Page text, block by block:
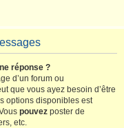
réponse ?
d’un forum ou
que vous ayez besoin d’être
options disponibles est
pouvez poster de
etc.